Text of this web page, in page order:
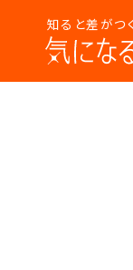
知ると差がつ